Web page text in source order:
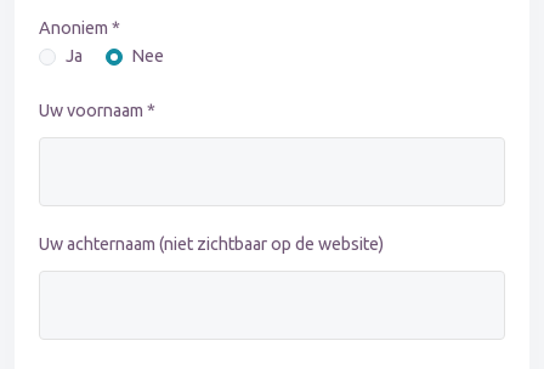
Anoniem *
Ja
Nee
Uw voornaam *
Uw achternaam (niet zichtbaar op de website)